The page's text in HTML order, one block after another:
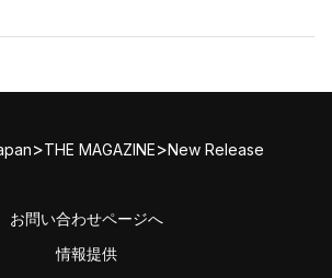
>THE MAGAZINE>New Release
お問い合わせページへ
情報提供